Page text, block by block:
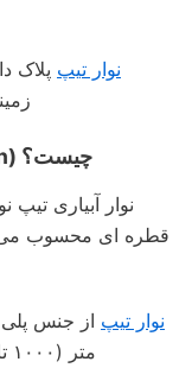
نوار تیپ پلاک
نوار آبیاری تیپ (tape dirp irrigation) چیست؟
نوار آبیاری
نوار تیپ از جنس
متر (۱۰۰۰ تا ۳۰۰۰ متر) است.